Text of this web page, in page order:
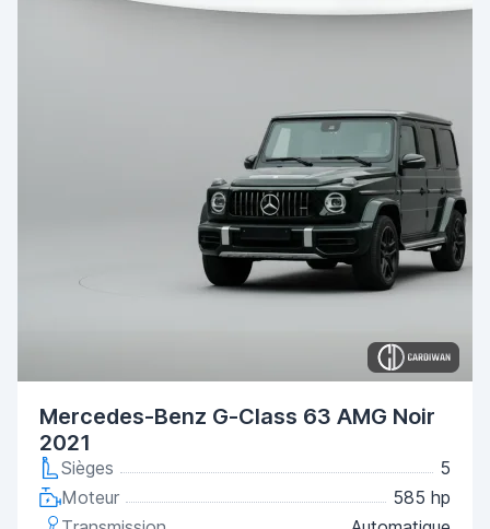
Mercedes-Benz G-Class 63 AMG Noir
2021
Sièges
5
Moteur
585 hp